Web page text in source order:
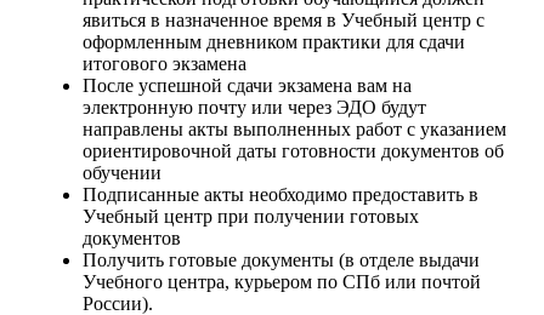
явиться в назначенное время в Учебный центр с
оформленным дневником практики для сдачи
итогового экзамена
После успешной сдачи экзамена вам на
электронную почту или через ЭДО будут
направлены акты выполненных работ с указанием
ориентировочной даты готовности документов об
обучении
Подписанные акты необходимо предоставить в
Учебный центр при получении готовых
документов
Получить готовые документы (в отделе выдачи
Учебного центра, курьером по СПб или почтой
России).